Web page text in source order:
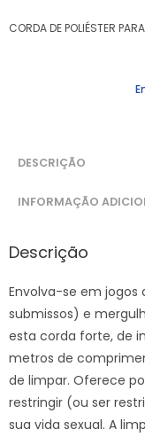
CORDA DE POLIÉSTER
DESCRIÇÃO
INFORMAÇÃO
Descrição
Envolva-se em
submissos) e
esta corda forte, de
metros de
de limpar. Oferece
restringir (ou ser
sua vida sexual. A